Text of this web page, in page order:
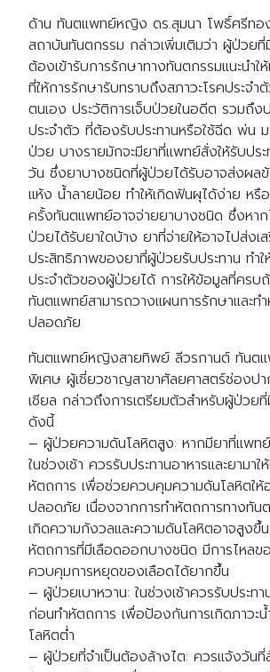
ด้าน ทันตแพทย์หญิง ดร.สุมนา โพธิ์ศรีทอ
สถาบันทันตกรรม กล่าวเพิ่มเติมว่า ผู้ป่วยที่
ต้องเข้ารับการรักษาทางทันตกรรมแนะนำ
ที่ให้การรักษารับทราบถึงสภาวะโรคประจ
ตนเอง ประวัติการเจ็บป่วยในอดีต รวมถึง
ประจำตัว ที่ต้องรับประทานหรือใช้ฉีด พ่น
ป่วย บางรายมักจะมียาที่แพทย์สั่งให้รับประ
วัน ซึ่งยาบางชนิดที่ผู้ป่วยได้รับอาจส่งผลข้
แห้ง น้ำลายน้อย ทำให้เกิดฟันผุได้ง่าย หรื
ครั้งทันตแพทย์อาจจ่ายยาบางชนิด ซึ่งหา
ป่วยได้รับยาใดบ้าง ยาที่จ่ายให้อาจไปส่งเ
ประสิทธิภาพของยาที่ผู้ป่วยรับประทาน ทำ
ประจำตัวของผู้ป่วยได้ การให้ข้อมูลที่ครบถ้
ทันตแพทย์สามารถวางแผนการรักษาและท
ปลอดภัย
ทันตแพทย์หญิงสายทิพย์ ลีวรกานต์ ทันต
พิเศษ ผู้เชี่ยวชาญสาขาศัลยศาสตร์ช่องปา
เชียล กล่าวถึงการเตรียมตัวสำหรับผู้ป่วยที่
ดังนี้
– ผู้ป่วยความดันโลหิตสูง: หากมียาที่แพทย์
ในช่วงเช้า ควรรับประทานอาหารและยามา
หัตถการ เพื่อช่วยควบคุมความดันโลหิตให้
ปลอดภัย เนื่องจากการทำหัตถการทางทั
เกิดความกังวลและความดันโลหิตอาจสูงขึ้
หัตถการที่มีเลือดออกบางชนิด มีการไหลข
ควบคุมการหยุดของเลือดได้ยากขึ้น
– ผู้ป่วยเบาหวาน: ในช่วงเช้าควรรับประทา
ก่อนทำหัตถการ เพื่อป้องกันการเกิดภาวะน้
โลหิตต่ำ
– ผู้ป่วยที่จำเป็นต้องล้างไต: ควรแจ้งวันที่